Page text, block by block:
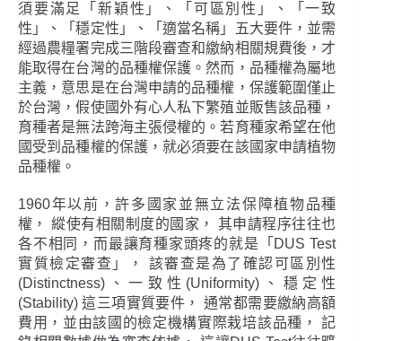
須要滿足「新穎性」、「可區別性」、「一致
性」、「穩定性」、「適當名稱」五大要件，並需
經過農糧署完成三階段審查和繳納相關規費後，才
能取得在台灣的品種權保護。然而，品種權為屬地
主義，意思是在台灣申請的品種權，保護範圍僅止
於台灣，假使國外有心人私下繁殖並販售該品種，
育種者是無法跨海主張侵權的。若育種家希望在他
國受到品種權的保護，就必須要在該國家申請植物
品種權。
1960年以前，許多國家並無立法保障植物品種
權， 縱使有相關制度的國家， 其申請程序往往也
各不相同，而最讓育種家頭疼的就是「DUS Test
實質檢定審查」， 該審查是為了確認可區別性
(Distinctness)、一致性(Uniformity)、穩定性
(Stability) 這三項實質要件， 通常都需要繳納高額
費用，並由該國的檢定機構實際栽培該品種， 記